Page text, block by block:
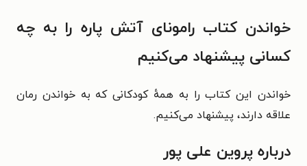
خواندن کتاب رامونای آتش پاره را به چه
کسانی پیشنهاد می‌کنیم
خواندن این کتاب را به همهٔ کودکانی که به خواندن رمان
علاقه دارند، پیشنهاد می‌کنیم.
درباره پروین علی پور